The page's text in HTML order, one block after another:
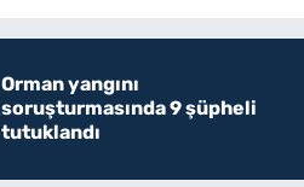
Orman yangını
soruşturmasında 9 şüpheli
tutuklandı